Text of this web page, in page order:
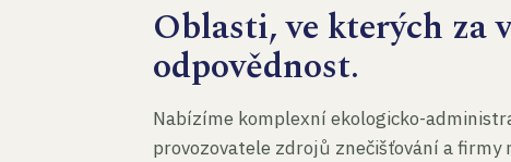
Oblasti, ve kterých za
odpovědnost.
Nabízíme komplexní ekologicko-
provozovatele zdrojů znečišťování a firmy